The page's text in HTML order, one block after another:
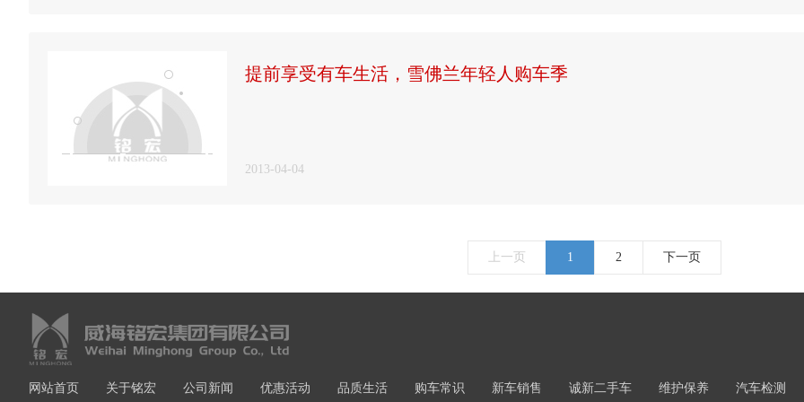
提前享受有车生活，雪佛兰年轻人购车季
2013-04-04
上一页 1 2 下一页
网站首页 关于铭宏 公司新闻 优惠活动 品质生活 购车常识 新车销售 诚新二手车 维护保养 汽车检测